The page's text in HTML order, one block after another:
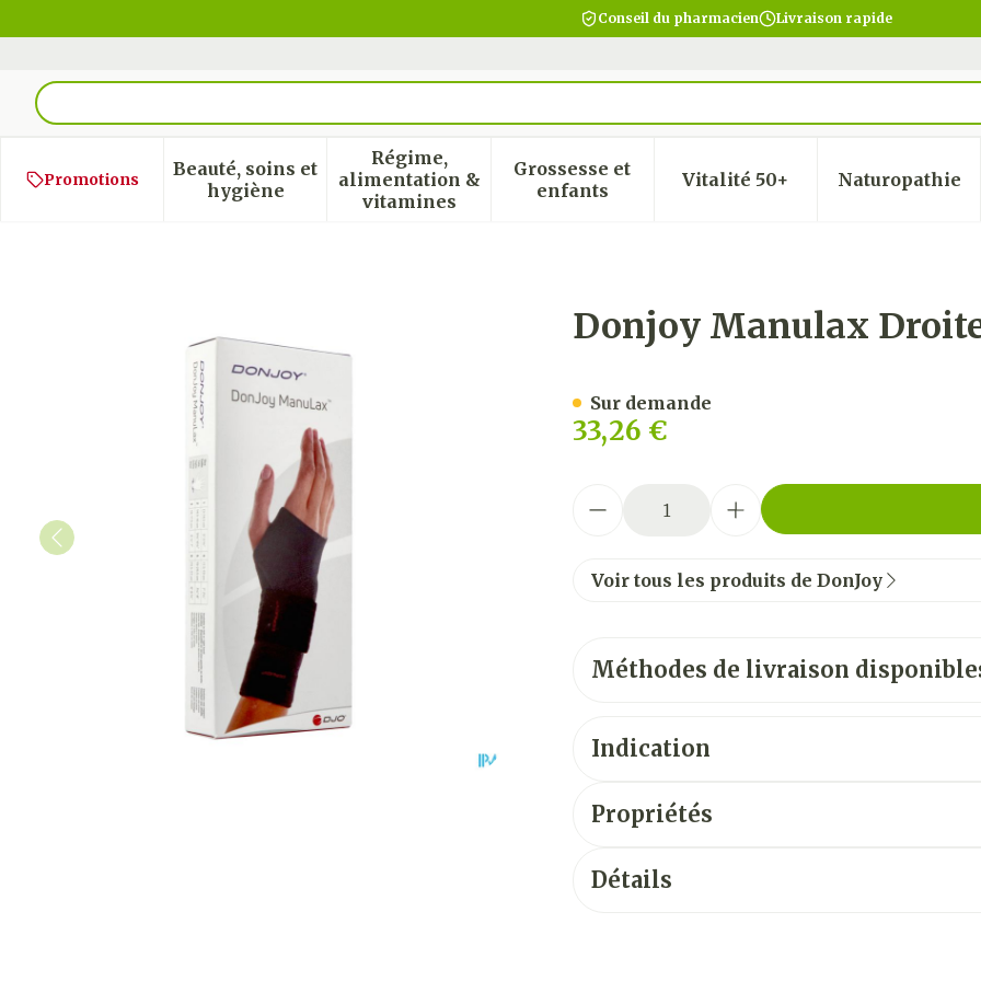
Conseil du pharmacien Livraison rapide
Rechercher
Promotions
Beauté, soins et
hygièneAfficher le sous-menu pour la catégorie Beauté, soins et hygiène
Régime,
alimentation &
vitamines
Afficher le sous-menu pour la catégorie Régime,
Grossesse et
enfantsAfficher le sous-menu pour la catégorie
Vitalité 50+Afficher le sous-menu
Naturopathie
Afficher
Donjoy Manulax Droite Xs T1 Donjoy Manulax
33,26 €
Sur demande
Voir tous les produits de DonJoy
Méthodes de livraison
Indication
Propriétés
Détails